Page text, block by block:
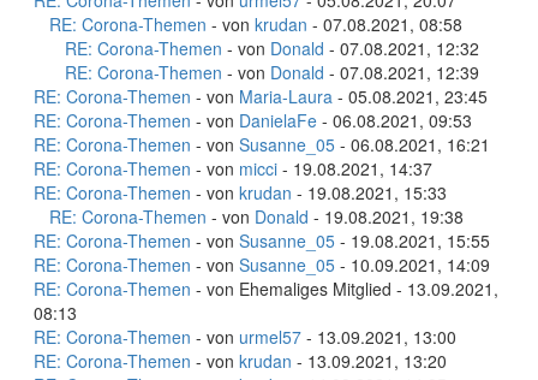
RE: Corona-Themen - von krudan - 07.08.2021, 08:58
RE: Corona-Themen - von Donald - 07.08.2021, 12:32
RE: Corona-Themen - von Donald - 07.08.2021, 12:39
RE: Corona-Themen - von Maria-Laura - 05.08.2021, 23:45
RE: Corona-Themen - von DanielaFe - 06.08.2021, 09:53
RE: Corona-Themen - von Susanne_05 - 06.08.2021, 16:21
RE: Corona-Themen - von micci - 19.08.2021, 14:37
RE: Corona-Themen - von krudan - 19.08.2021, 15:33
RE: Corona-Themen - von Donald - 19.08.2021, 19:38
RE: Corona-Themen - von Susanne_05 - 19.08.2021, 15:55
RE: Corona-Themen - von Susanne_05 - 10.09.2021, 14:09
RE: Corona-Themen - von Ehemaliges Mitglied - 13.09.2021,
08:13
RE: Corona-Themen - von urmel57 - 13.09.2021, 13:00
RE: Corona-Themen - von krudan - 13.09.2021, 13:20